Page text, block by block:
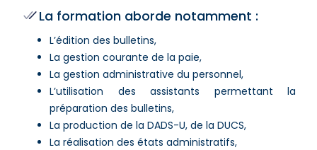
La formation aborde notamment :
L’édition des bulletins,
La gestion courante de la paie,
La gestion administrative du personnel,
L’utilisation des assistants permettant la
préparation des bulletins,
La production de la DADS-U, de la DUCS,
La réalisation des états administratifs,